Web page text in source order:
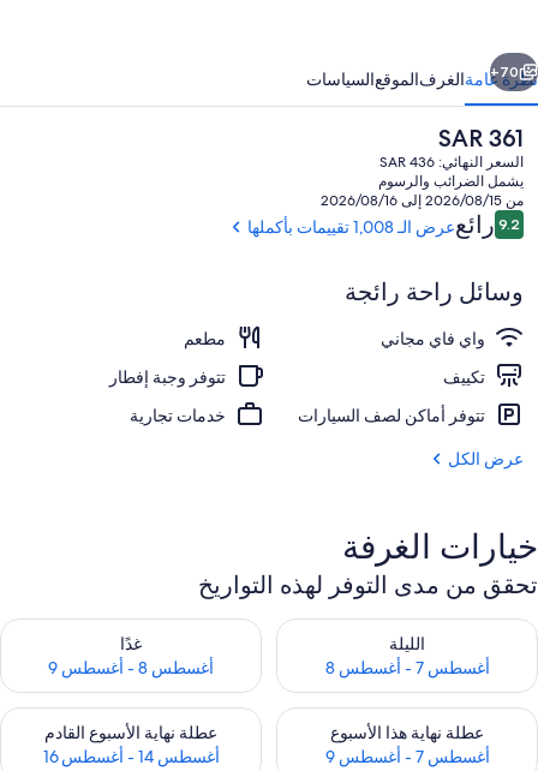
مكة
المكرمة
المنشأة من الخارج
التالي
70+
نظرة عامةالغرفالموقعالسياسات
السعر
الحالي
هو
SAR
361
SAR 361
السعر النهائي: SAR 436
يشمل الضرائب والرسوم
من 2026/08/15 إلى 2026/08/16
التقييمات
9.29.2 من 10رائععرض الـ 1,008 تقييمات بأكملها
وسائل راحة رائجة
واي فاي مجاني
مطعم
تكييف
تتوفر وجبة إفطار
تتوفر أماكن لصف السيارات
خدمات تجارية
عرض الكل
خيارات الغرفة
تحقق من مدى التوفر لهذه التواريخ
الليلة
أغسطس 7 - أغسطس 8
تحقق من مدى التوفر لليلة للفترة أغسطس 7 - أغسطس 8
غدًا
أغسطس 8 - أغسطس 9
تحقق من مدى التوفر لغد للفترة أغسطس
عطلة نهاية هذا الأسبوع
أغسطس 7 - أغسطس 9
تحقق من مدى التوفر لعطلة نهاية هذا الأسبوع للفترة أغسطس 7 - أغسطس 9
عطلة نهاية الأسبوع القادم
أغسطس 14 - أغسطس 16
تحقق من مدى التوفر لعطلة نهاية